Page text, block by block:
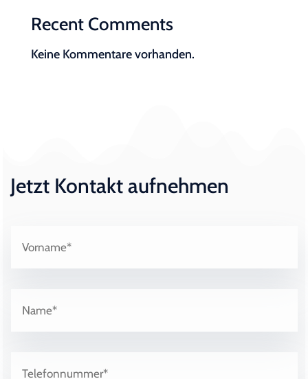
Recent Comments
Keine Kommentare vorhanden.
Jetzt Kontakt aufnehmen